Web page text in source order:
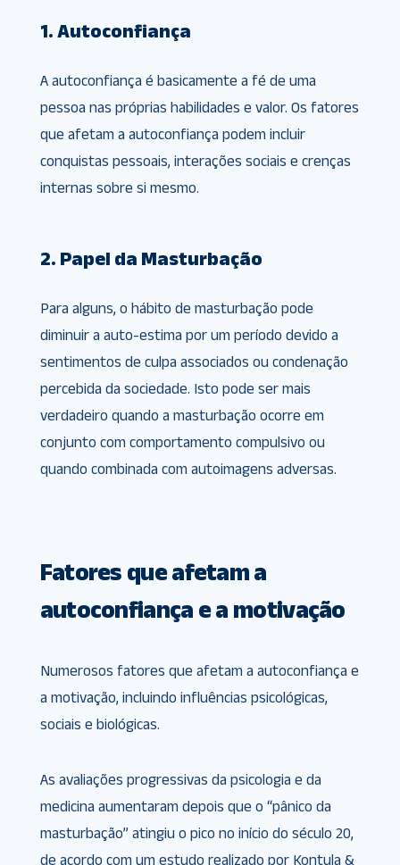
1. Autoconfiança
A autoconfiança é basicamente a fé de uma
pessoa nas próprias habilidades e valor. Os fatores
que afetam a autoconfiança podem incluir
conquistas pessoais, interações sociais e crenças
internas sobre si mesmo.
2. Papel da Masturbação
Para alguns, o hábito de masturbação pode
diminuir a auto-estima por um período devido a
sentimentos de culpa associados ou condenação
percebida da sociedade. Isto pode ser mais
verdadeiro quando a masturbação ocorre em
conjunto com comportamento compulsivo ou
quando combinada com autoimagens adversas.
Fatores que afetam a
autoconfiança e a motivação
Numerosos fatores que afetam a autoconfiança e
a motivação, incluindo influências psicológicas,
sociais e biológicas.
As avaliações progressivas da psicologia e da
medicina aumentaram depois que o “pânico da
masturbação” atingiu o pico no início do século 20,
de acordo com um estudo realizado por Kontula &